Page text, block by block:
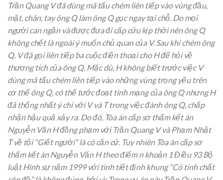
Trần Quang V đã dùng mã tấu chém liên tiếp vào vùng đầu,
mặt, chân, tay ông Q làm ông Q gục ngay tại chỗ. Do mọi
người can ngăn và được đưa đi cấp cứu kịp thời nên ông Q
không chết là ngoài ý muốn chủ quan của V. Sau khi chém ông
Q, V đã gọi liên tiếp ba cuộc điện thoại cho H để hỏi về
thương tích của ông Q. Mặc dù, H không biết trước việc V
dùng mã tấu chém liên tiếp vào những vùng trọng yếu trên
cơ thể ông Q, có thể tước đoạt tính mạng của ông Q nhưng H
đã thống nhất ý chí với V và T trong việc đánh ông Q, chấp
nhận hậu quả xảy ra. Do đó, Tòa án cấp sơ thẩm kết án
Nguyễn Văn H đồng phạm với Trần Quang V và Phạm Nhật
T về tội “Giết người” là có căn cứ. Tuy nhiên Tòa án cấp sơ
thẩm kết án Nguyễn Văn H theo điểm n khoản 1 Điều 93 Bộ
luật Hình sự năm 1999 với tình tiết định khung “Có tính chất